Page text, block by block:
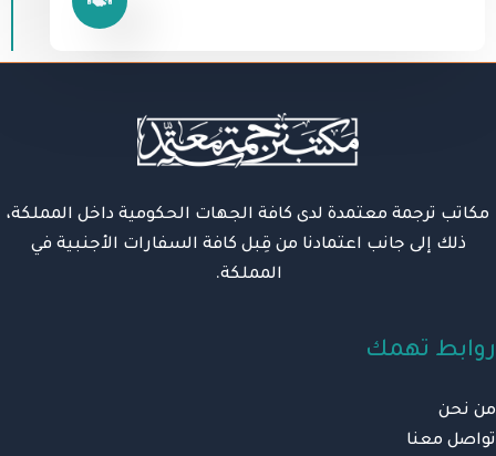
مكاتب ترجمة معتمدة لدى كافة الجهات الحكومية داخل المملكة،
ذلك إلى جانب اعتمادنا من قِبل كافة السفارات الأجنبية في
المملكة.
روابط تهمك
من نحن
تواصل معنا